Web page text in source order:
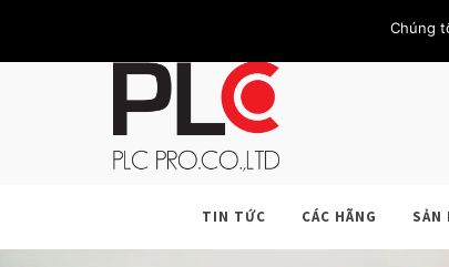
KHÁCH HÀNG
TIN TỨC CÁC HÃNG SẢN
Chúng